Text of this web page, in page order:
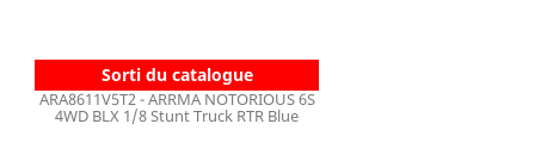
Sorti du catalogue
ARA8611V5T2 - ARRMA NOTORIOUS 6S
4WD BLX 1/8 Stunt Truck RTR Blue